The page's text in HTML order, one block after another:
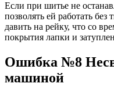
Если при шитье не
позволять ей работать
давить на рейку, что со
покрытия лапки и
Ошибка №8
машиной